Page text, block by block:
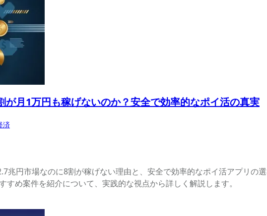
月1万円も稼げないのか？安全で効率的なポイ活の真実
済
兆円市場なのに8割が稼げない理由と、安全で効率的なポイ活アプリの
め案件を紹介について、実践的な視点から詳しく解説します。